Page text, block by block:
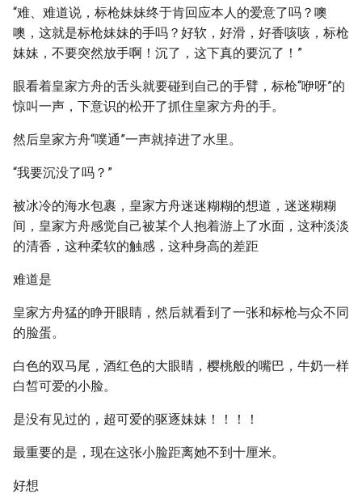
“难、难道说，标枪妹妹终于肯回应本人的爱意了吗？噢
噢，这就是标枪妹妹的手吗？好软，好滑，好香咳咳，标枪
妹妹，不要突然放手啊！沉了，这下真的要沉了！”
眼看着皇家方舟的舌头就要碰到自己的手臂，标枪“咿呀”的
惊叫一声，下意识的松开了抓住皇家方舟的手。
然后皇家方舟“噗通”一声就掉进了水里。
“我要沉没了吗？”
被冰冷的海水包裹，皇家方舟迷迷糊糊的想道，迷迷糊糊
间，皇家方舟感觉自己被某个人抱着游上了水面，这种淡淡
的清香，这种柔软的触感，这种身高的差距
难道是
皇家方舟猛的睁开眼睛，然后就看到了一张和标枪与众不同
的脸蛋。
白色的双马尾，酒红色的大眼睛，樱桃般的嘴巴，牛奶一样
白皙可爱的小脸。
是没有见过的，超可爱的驱逐妹妹！！！！
最重要的是，现在这张小脸距离她不到十厘米。
好想